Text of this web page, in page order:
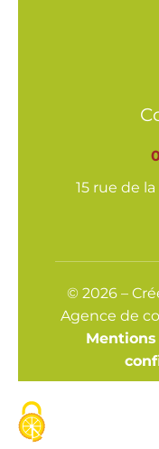
15 rue de
© 2026 –
Agence de